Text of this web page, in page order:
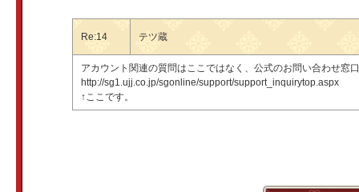
Re:14 テツ蔵
アカウント関連の質問はここではなく、公式のお問い合わせ窓
http://sg1.ujj.co.jp/sgonline/support/support_inquirytop.aspx
↑ここです。